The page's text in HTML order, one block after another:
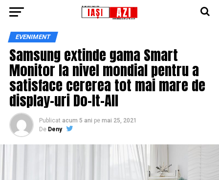
EVENIMENT
Samsung extinde gama Smart
Monitor la nivel mondial pentru a
satisface cererea tot mai mare de
display-uri Do-It-All
Publicat acum 5 ani pe mai 25, 2021
De Deny